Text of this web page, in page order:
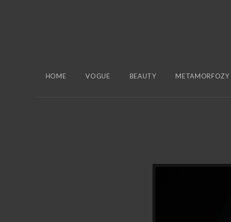
HOME VOGUE BEAUTY METAMORFOZY